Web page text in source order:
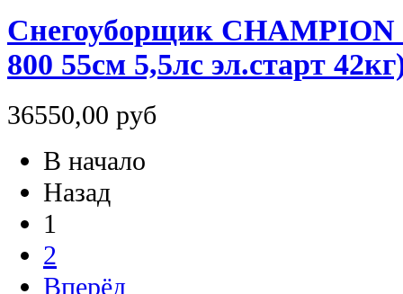
Снегоуборщик CHAMPION
800 55см 5,5лс эл.старт
36550,00 руб
В начало
Назад
1
2
Вперёд